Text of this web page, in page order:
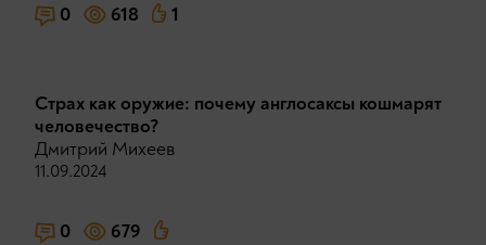
0 618 1
Страх как оружие: почему англосаксы кошмарят
человечество?
Дмитрий Михеев
11.09.2024
0 679